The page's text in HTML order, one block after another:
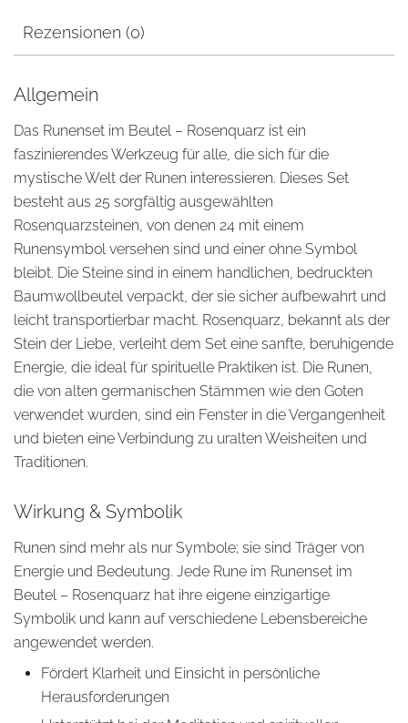
Rezensionen (0)
Allgemein
Das Runenset im Beutel – Rosenquarz ist ein
faszinierendes Werkzeug für alle, die sich für die
mystische Welt der Runen interessieren. Dieses Set
besteht aus 25 sorgfältig ausgewählten
Rosenquarzsteinen, von denen 24 mit einem
Runensymbol versehen sind und einer ohne Symbol
bleibt. Die Steine sind in einem handlichen, bedruckten
Baumwollbeutel verpackt, der sie sicher aufbewahrt und
leicht transportierbar macht. Rosenquarz, bekannt als der
Stein der Liebe, verleiht dem Set eine sanfte, beruhigende
Energie, die ideal für spirituelle Praktiken ist. Die Runen,
die von alten germanischen Stämmen wie den Goten
verwendet wurden, sind ein Fenster in die Vergangenheit
und bieten eine Verbindung zu uralten Weisheiten und
Traditionen.
Wirkung & Symbolik
Runen sind mehr als nur Symbole; sie sind Träger von
Energie und Bedeutung. Jede Rune im Runenset im
Beutel – Rosenquarz hat ihre eigene einzigartige
Symbolik und kann auf verschiedene Lebensbereiche
angewendet werden.
Fördert Klarheit und Einsicht in persönliche
Herausforderungen